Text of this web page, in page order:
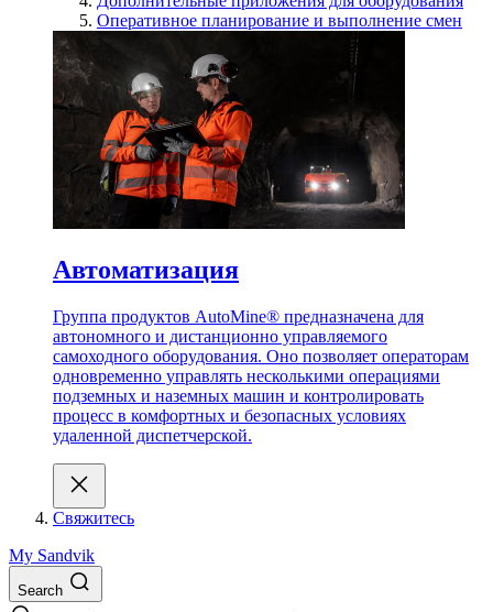
Оперативное планирование и выполнение смен
Автоматизация
Группа продуктов AutoMine® предназначена для
автономного и дистанционно управляемого
самоходного оборудования. Оно позволяет операторам
одновременно управлять несколькими операциями
подземных и наземных машин и контролировать
процесс в комфортных и безопасных условиях
удаленной диспетчерской.
Свяжитесь
My Sandvik
Search